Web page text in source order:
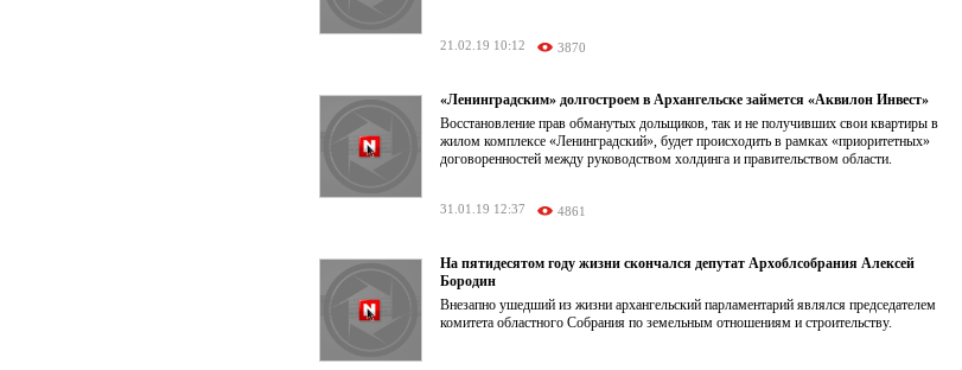
21.02.19 10:12 3870
«Ленинградским» долгостроем в Архангельске займется «Аквилон Инвест»
Восстановление прав обманутых дольщиков, так и не получивших свои квартиры в
жилом комплексе «Ленинградский», будет происходить в рамках «приоритетных»
договоренностей между руководством холдинга и правительством области.
31.01.19 12:37 4861
На пятидесятом году жизни скончался депутат Архоблсобрания Алексей
Бородин
Внезапно ушедший из жизни архангельский парламентарий являлся председателем
комитета областного Собрания по земельным отношениям и строительству.